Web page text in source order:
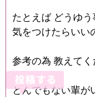
たとえば どうゆう
気をつけたらいい
参考の為 教えてく
とんでもない輩が